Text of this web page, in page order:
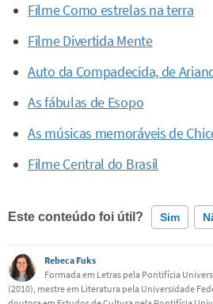
Filme Como estrelas na terra
Filme Divertida Mente
Auto da Compadecida, de
As fábulas de Esopo
As músicas memoráveis de
Filme Central do Brasil
Este conteúdo foi útil? Sim
Este conteúdo contém informação
Este conteúdo não tem a informação
Rebeca Fuks
Formada em Letras pela Pontifícia
(2010), mestre em Literatura pela Universidade